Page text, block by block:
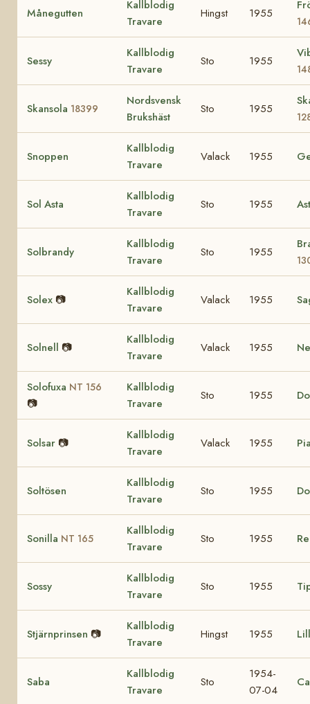
Månegutten
Kallblodig
Travare
Hingst 1955
Sessy
Kallblodig
Travare
Sto 1955
Skansola 18399
Nordsvensk
Brukshäst
Sto 1955
Snoppen
Kallblodig
Travare
Valack 1955
Sol Asta
Kallblodig
Travare
Sto 1955
Solbrandy
Kallblodig
Travare
Sto 1955
Solex 📷
Kallblodig
Travare
Valack 1955
Solnell 📷
Kallblodig
Travare
Valack 1955
Solofuxa NT 156
📷
Kallblodig
Travare
Sto 1955
Solsar 📷
Kallblodig
Travare
Valack 1955
Soltösen
Kallblodig
Travare
Sto 1955
Sonilla NT 165
Kallblodig
Travare
Sto 1955
Sossy
Kallblodig
Travare
Sto 1955
Stjärnprinsen 📷
Kallblodig
Travare
Hingst 1955
Saba
Kallblodig
Travare
Sto
1954-
07-04